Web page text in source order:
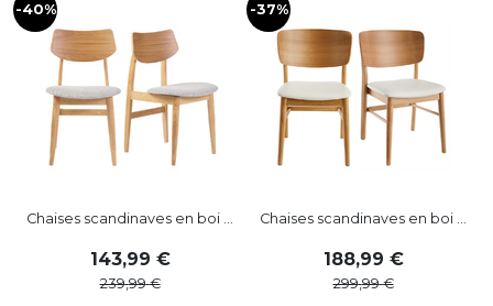
-40%
Chaises scandinaves en boi ...
143,99
239,99
-37%
Chaises scandinaves en boi ...
188,99
299,99